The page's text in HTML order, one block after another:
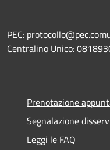
PEC:
Centralino Unico:
Prenotazione
Segnalazione
Leggi le FAQ